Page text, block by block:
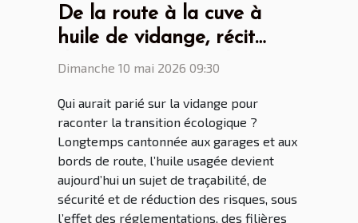
De la route à la cuve à
huile de vidange, récit
d'une mutation écologique
Dimanche 10 mai 2026 09:30
Qui aurait parié sur la vidange pour
raconter la transition écologique ?
Longtemps cantonnée aux garages et aux
bords de route, l’huile usagée devient
aujourd’hui un sujet de traçabilité, de
sécurité et de réduction des risques, sous
l’effet des réglementations, des filières